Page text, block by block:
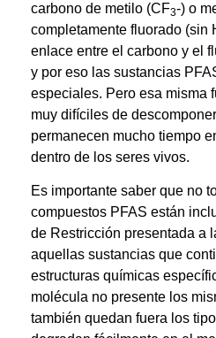
carbono de metilo (CF3-) o
completamente fluorado (sin
enlace entre el carbono y el
y por eso las sustancias
especiales. Pero esa misma
muy difíciles de
permanecen mucho tiempo
dentro de los seres vivos.
Es importante saber que no
compuestos PFAS están
de Restricción presentada a
aquellas sustancias que
estructuras químicas
molécula no presente los
también quedan fuera los